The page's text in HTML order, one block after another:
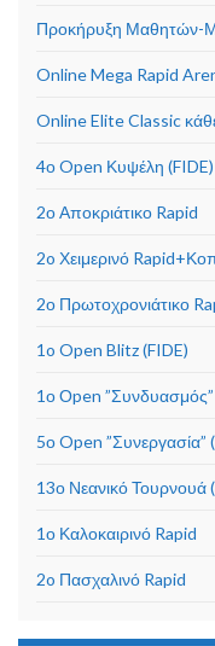
Προκήρυξη Μαθητών-
Online Mega Rapid
Online Elite Classic
4ο Open Κυψέλη (FIDE)
2ο Αποκριάτικο Rapid
2o Χειμερινό
2ο Πρωτοχρονιάτικο
1o Open Blitz (FIDE)
1ο Οpen ”Συνδυασμός”
5ο Open ”Συνεργασία”
13ο Νεανικό Τουρνουά
1ο Καλοκαιρινό Rapid
2o Πασχαλινό Rapid